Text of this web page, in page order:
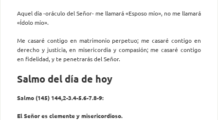
Aquel día -oráculo del Señor- me llamará «Esposo mío», no me llamará
«Ídolo mío».
Me casaré contigo en matrimonio perpetuo; me casaré contigo en
derecho y justicia, en misericordia y compasión; me casaré contigo
en fidelidad, y te penetrarás del Señor.
Salmo del día de hoy
Salmo (145) 144,2-3.4-5.6-7.8-9:
El Señor es clemente y misericordioso.